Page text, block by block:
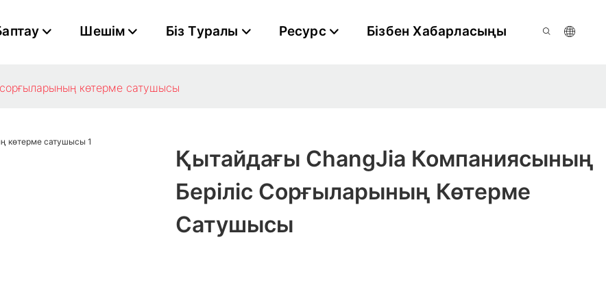
Шешім Біз Туралы Ресурс Бізбен Хабарласыңы
көтерме сатушысы
Қытайдағы ChangJia Компаниясының
Беріліс Сорғыларының Көтерме
Сатушысы